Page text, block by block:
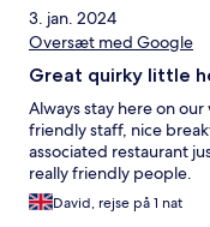
3. jan. 2024
Oversæt med Google
Great quirky little
Always stay here on
friendly staff, nice
associated restaurant
really friendly people.
David, rejse på 1 nat